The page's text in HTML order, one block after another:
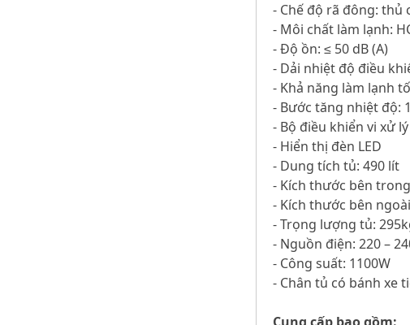
- Chế độ rã đông: thủ
- Môi chất làm lạnh:
- Độ ồn: ≤ 50 dB (A)
- Dải nhiệt độ điều
- Khả năng làm lạnh
- Bước tăng nhiệt độ:
- Bộ điều khiển vi xử lý
- Hiển thị đèn LED
- Dung tích tủ: 490 lít
- Kích thước bên
- Kích thước bên
- Trọng lượng tủ:
- Nguồn điện: 220 –
- Công suất: 1100W
- Chân tủ có bánh xe